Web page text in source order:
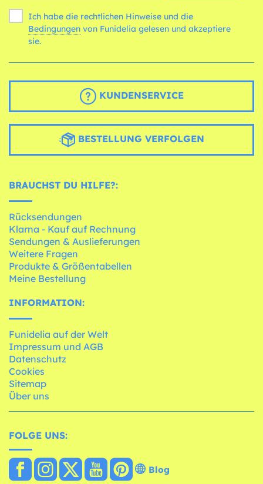
Ich habe die rechtlichen Hinweise und die
Bedingungen
sie.
KUNDENSERVICE
BESTELLUNG VERFOLGEN
BRAUCHST DU HILFE?:
Rücksendungen
Klarna - Kauf auf Rechnung
Sendungen & Auslieferungen
Weitere Fragen
Produkte & Größentabellen
Meine Bestellung
INFORMATION:
Funidelia auf der Welt
Impressum und AGB
Datenschutz
Cookies
Sitemap
Über uns
FOLGE UNS:
Blog